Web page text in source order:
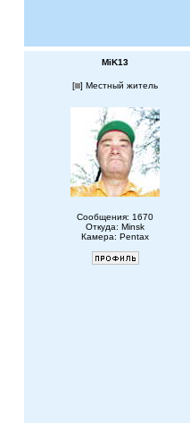
MiK13
[ ] Местный житель
Сообщения: 1670
Откуда: Minsk
Камера: Pentax